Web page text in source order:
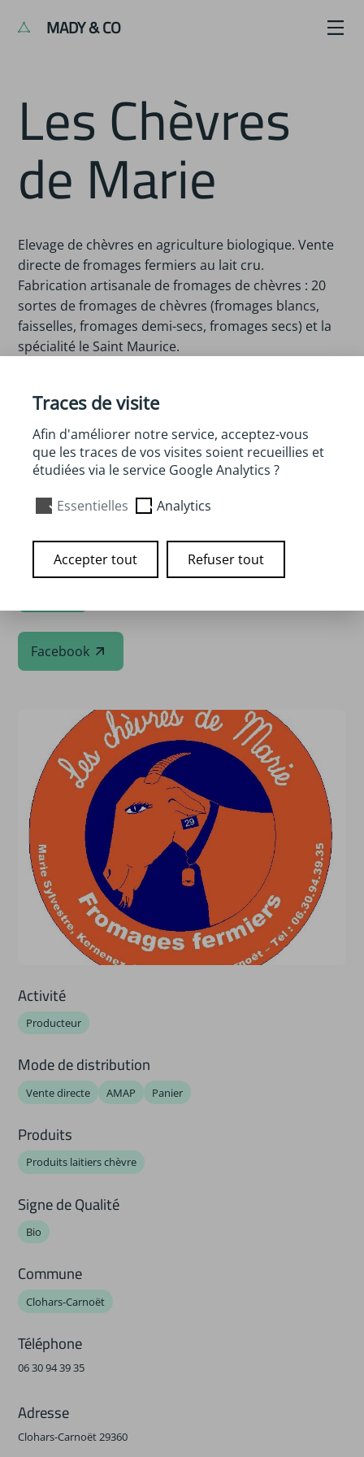
MADY & CO
Les Chèvres
de Marie
Elevage de chèvres en agriculture biologique. Vente
directe de fromages fermiers au lait cru.
Fabrication artisanale de fromages de chèvres : 20
sortes de fromages de chèvres (fromages blancs,
faisselles, fromages demi-secs, fromages secs) et la
spécialité le Saint Maurice.
plats cuisinés)
Vente sur les marchés
Rendez vous au marché à la ferme de Guide, le
Facebook
Activité
Producteur
Mode de distribution
Vente directe AMAP Panier
Produits
Produits laitiers chèvre
Signe de Qualité
Bio
Commune
Clohars-Carnoët
Téléphone
06 30 94 39 35
Adresse
Clohars-Carnoët 29360
Traces de visite
Afin d'améliorer notre service, acceptez-vous
que les traces de vos visites soient recueillies et
étudiées via le service Google Analytics ?
Essentielles
Analytics
Accepter tout Refuser tout